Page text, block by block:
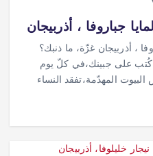
جباروفا ، أذربيجان
، أذربيجان غزّة، ما ذنبك؟
كُتب على جبينك،في كلّ يوم
المهدّمة،تفقد النساء